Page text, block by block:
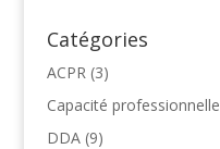
Catégories
ACPR(3)
Capacité professionnelle
DDA(9)